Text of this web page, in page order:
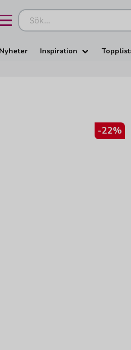
Sök...
Inspiration
-22%